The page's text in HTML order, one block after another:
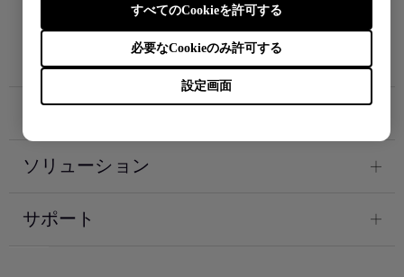
設定画面
必要なCookieのみ許可する
すべてのCookieを許可する
照明
ideaCam
ソリューション
サポート